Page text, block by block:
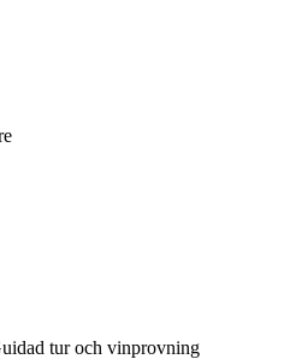
tur och vinprovning